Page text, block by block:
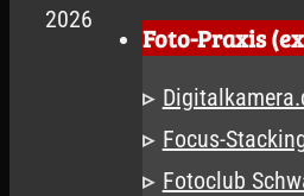
2026
Foto-Praxis
Focus-
Fotoclub